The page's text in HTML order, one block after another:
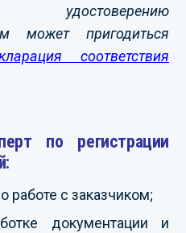
удостоверению
может пригодиться
соответствия
по регистрации
с заказчиком;
документации и